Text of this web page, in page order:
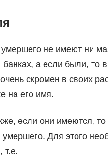
умершего не имеют ни
а если были, то
скромен в своих
на его имя.
если они имеются, то
Для этого
т.е.